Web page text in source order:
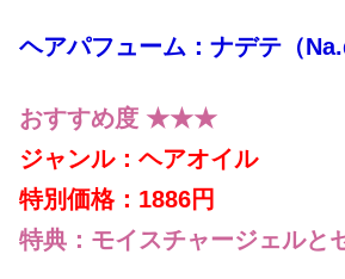
ヘアパフューム：ナデテ（
おすすめ度 ★★★
ジャンル：ヘアオイル
特別価格：1886円
特典：モイスチャージェルと